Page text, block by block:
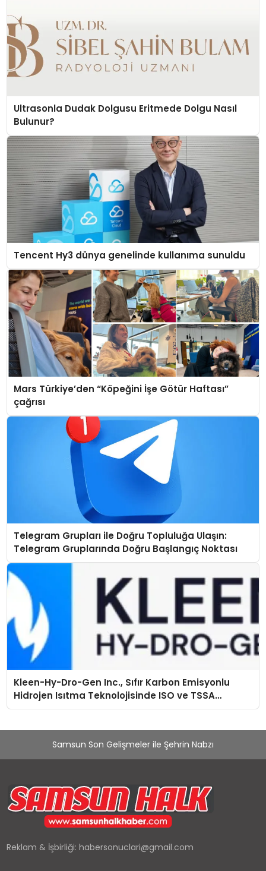
Ultrasonla Dudak Dolgusu Eritmede Dolgu Nasıl
Bulunur?
Tencent Hy3 dünya genelinde kullanıma sunuldu
Mars Türkiye’den “Köpeğini İşe Götür Haftası”
çağrısı
Telegram Grupları ile Doğru Topluluğa Ulaşın:
Telegram Gruplarında Doğru Başlangıç Noktası
Kleen-Hy-Dro-Gen Inc., Sıfır Karbon Emisyonlu
Hidrojen Isıtma Teknolojisinde ISO ve TSSA
Düzenleyici Onaylarını Aldı
Samsun Son Gelişmeler ile Şehrin Nabzı
Reklam & İşbirliği:habersonuclari@gmail.com